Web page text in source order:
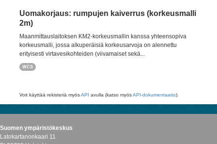
Uomakorjaus: rumpujen kaiverrus (korkeusmalli
2m)
Maanmittauslaitoksen KM2-korkeusmallin kanssa yhteensopiva
korkeusmalli, jossa alkuperäisiä korkeusarvoja on alennettu
erityisesti virtavesikohteiden (viivamaiset sekä...
WCS
Voit käyttää rekisteriä myösAPI avulla (katso myösAPI-dokumentaatio).
Suomen ympäristökeskus
Latokartanonkaari 11